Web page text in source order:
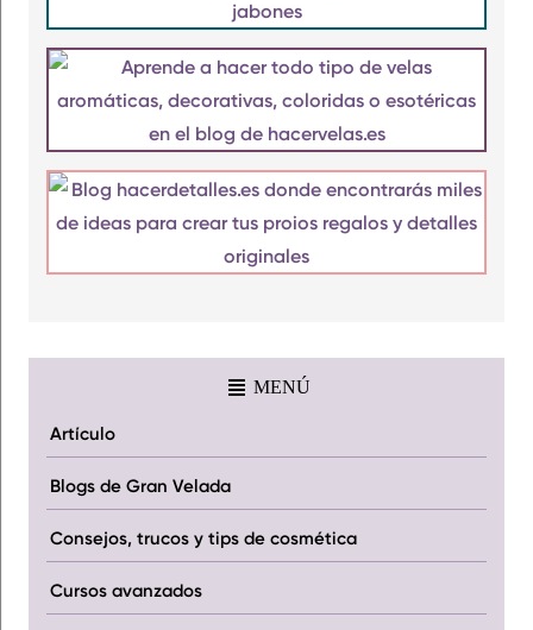
MENÚ
Artículo
Blogs de Gran Velada
Consejos, trucos y tips de cosmética
Cursos avanzados